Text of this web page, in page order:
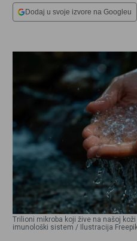
Dodaj u svoje izvore na Googleu
Trilioni mikroba koji žive na našoj
imunološki sistem / Ilustracija